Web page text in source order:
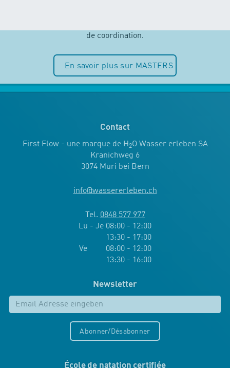
de coordination.
En savoir plus sur MASTERS
Contact
First Flow - une marque de H2O Wasser erleben SA
Kranichweg 6
3074 Muri bei Bern
info@wassererleben.ch
Tel. 0848 577 977
Lu - Je 08:00 - 12:00
13:30 - 17:00
Ve 08:00 - 12:00
13:30 - 16:00
Newsletter
Abonner/Désabonner
École de natation certifiée